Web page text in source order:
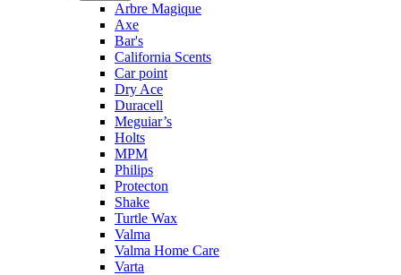
Arbre Magique
Axe
Bar's
California Scents
Car point
Dry Ace
Duracell
Meguiar’s
Holts
MPM
Philips
Protecton
Shake
Turtle Wax
Valma
Valma Home Care
Varta